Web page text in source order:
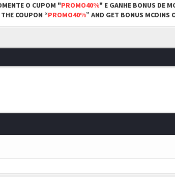
O CUPOM "PROMO40%" E GANHE BONUS DE
COUPON “PROMO40%” AND GET BONUS MCOINS